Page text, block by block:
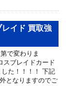
イド 買取強
で変わりま
スブレイドカード
た！！！！ 下記
となりますのでご